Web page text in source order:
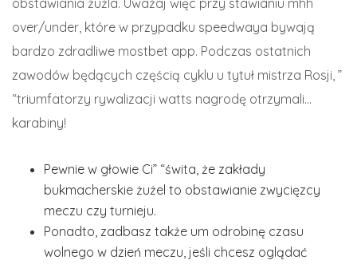
obstawiania żużla. Uważaj więc przy stawianiu mhh
over/under, które w przypadku speedwaya bywają
bardzo zdradliwe mostbet app. Podczas ostatnich
zawodów będących częścią cyklu u tytuł mistrza Rosji, ”
“triumfatorzy rywalizacji watts nagrodę otrzymali…
karabiny!
Pewnie w głowie Ci” “świta, że zakłady
bukmacherskie żużel to obstawianie zwycięzcy
meczu czy turnieju.
Ponadto, zadbasz także um odrobinę czasu
wolnego w dzień meczu, jeśli chcesz oglądać